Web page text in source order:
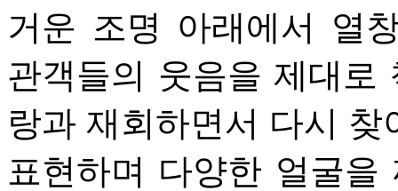
거운 조명 아래에서 열
관객들의 웃음을 제대로
랑과 재회하면서 다시
표현하며 다양한 얼굴을